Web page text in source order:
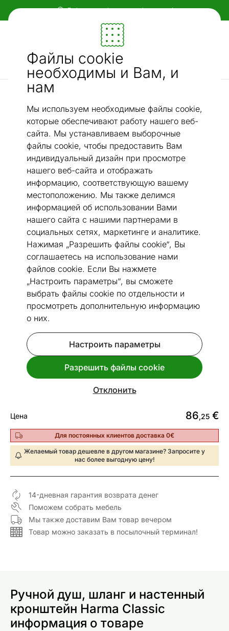
Файлы cookie
необходимы и Вам, и
нам
Мы используем необходимые файлы cookie,
которые обеспечивают работу нашего веб-
сайта. Мы устанавливаем выборочные
файлы cookie, чтобы предоставить Вам
индивидуальный дизайн при просмотре
нашего веб-сайта и отображать
информацию, соответствующую вашему
местоположению. Мы также делимся
информацией об использовании Вами
нашего сайта с нашими партнерами в
социальных сетях, маркетинге и аналитике.
Нажимая „Разрешить файлы cookie“, Вы
соглашаетесь на использование нами
файлов cookie. Если Вы нажмете
„Настроить параметры“, вы сможете
выбрать файлы cookie по отдельности и
просмотреть дополнительную информацию
о них.
Настроить параметры
Разрешить файлы cookie
Отклонить
Гибкие и удобные способы оплаты!
Мебель и убранство - ON24
Ищи...
Ручной душ, шланг и настенный кронштейн Harma
Classic
Посмотреть похожие
Ручной душ, шланг и настенный
кронштейн Harma Classic
Код 81661
Срок доставки между 12.08 - 19.08
Цена 86,25 €
Для постоянных клиентов доставка 0€
Желаемый товар дешевле в другом магазине? Запросите у
нас более выгодную цену!
14-дневная гарантия возврата денег
Поможем собрать мебель
Мы также доставим Вам товар вечером
Товар можно заказать в посылочный терминал!
Ручной душ, шланг и настенный
кронштейн Harma Classic
информация о товаре